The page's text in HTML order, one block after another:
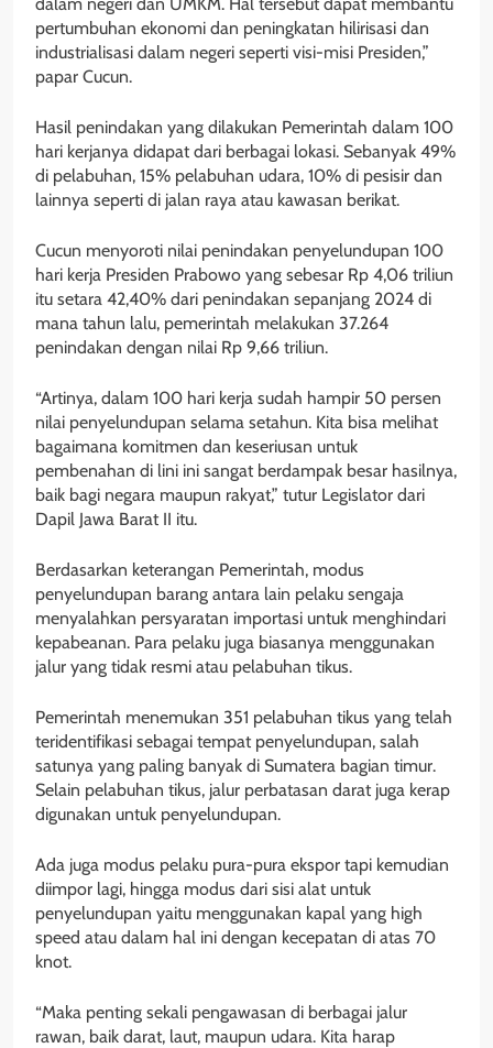
pertumbuhan ekonomi dan peningkatan hilirisasi dan
industrialisasi dalam negeri seperti visi-misi Presiden,”
papar Cucun.
Hasil penindakan yang dilakukan Pemerintah dalam 100
hari kerjanya didapat dari berbagai lokasi. Sebanyak 49%
di pelabuhan, 15% pelabuhan udara, 10% di pesisir dan
lainnya seperti di jalan raya atau kawasan berikat.
Cucun menyoroti nilai penindakan penyelundupan 100
hari kerja Presiden Prabowo yang sebesar Rp 4,06 triliun
itu setara 42,40% dari penindakan sepanjang 2024 di
mana tahun lalu, pemerintah melakukan 37.264
penindakan dengan nilai Rp 9,66 triliun.
“Artinya, dalam 100 hari kerja sudah hampir 50 persen
nilai penyelundupan selama setahun. Kita bisa melihat
bagaimana komitmen dan keseriusan untuk
pembenahan di lini ini sangat berdampak besar hasilnya,
baik bagi negara maupun rakyat,” tutur Legislator dari
Dapil Jawa Barat II itu.
Berdasarkan keterangan Pemerintah, modus
penyelundupan barang antara lain pelaku sengaja
menyalahkan persyaratan importasi untuk menghindari
kepabeanan. Para pelaku juga biasanya menggunakan
jalur yang tidak resmi atau pelabuhan tikus.
Pemerintah menemukan 351 pelabuhan tikus yang telah
teridentifikasi sebagai tempat penyelundupan, salah
satunya yang paling banyak di Sumatera bagian timur.
Selain pelabuhan tikus, jalur perbatasan darat juga kerap
digunakan untuk penyelundupan.
Ada juga modus pelaku pura-pura ekspor tapi kemudian
diimpor lagi, hingga modus dari sisi alat untuk
penyelundupan yaitu menggunakan kapal yang high
speed atau dalam hal ini dengan kecepatan di atas 70
knot.
“Maka penting sekali pengawasan di berbagai jalur
rawan, baik darat, laut, maupun udara. Kita harap